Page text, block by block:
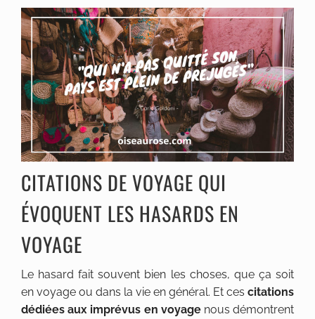
CITATIONS DE VOYAGE QUI
ÉVOQUENT LES HASARDS EN
VOYAGE
Le hasard fait souvent bien les choses, que ça soit
en voyage ou dans la vie en général. Et ces citations
dédiées aux imprévus en voyagenous démontrent